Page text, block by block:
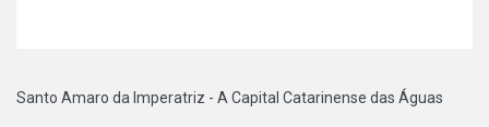
Santo Amaro da Imperatriz - A Capital Catarinense das Águas